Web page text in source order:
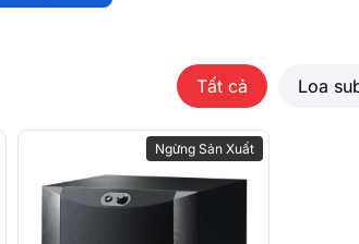
Tất cả Loa
Ngừng Sản Xuất